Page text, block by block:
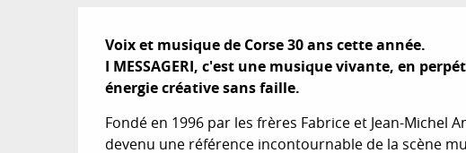
Description
Voix et musique de Corse 30 ans cette année.
I MESSAGERI, c'est une musique vivante, en
énergie créative sans faille.
Fondé en 1996 par les frères Fabrice et Jean-Michel
devenu une référence incontournable de la scène